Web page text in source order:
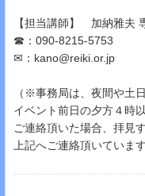
【担当講師】 加納雅夫
☎：090-8215-5753
✉：kano@reiki.or.jp
（※事務局は、夜間や土
イベント前日の夕方４時
ご連絡頂いた場合、拝見
上記へご連絡頂いています